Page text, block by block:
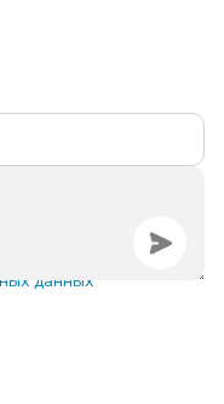
данных